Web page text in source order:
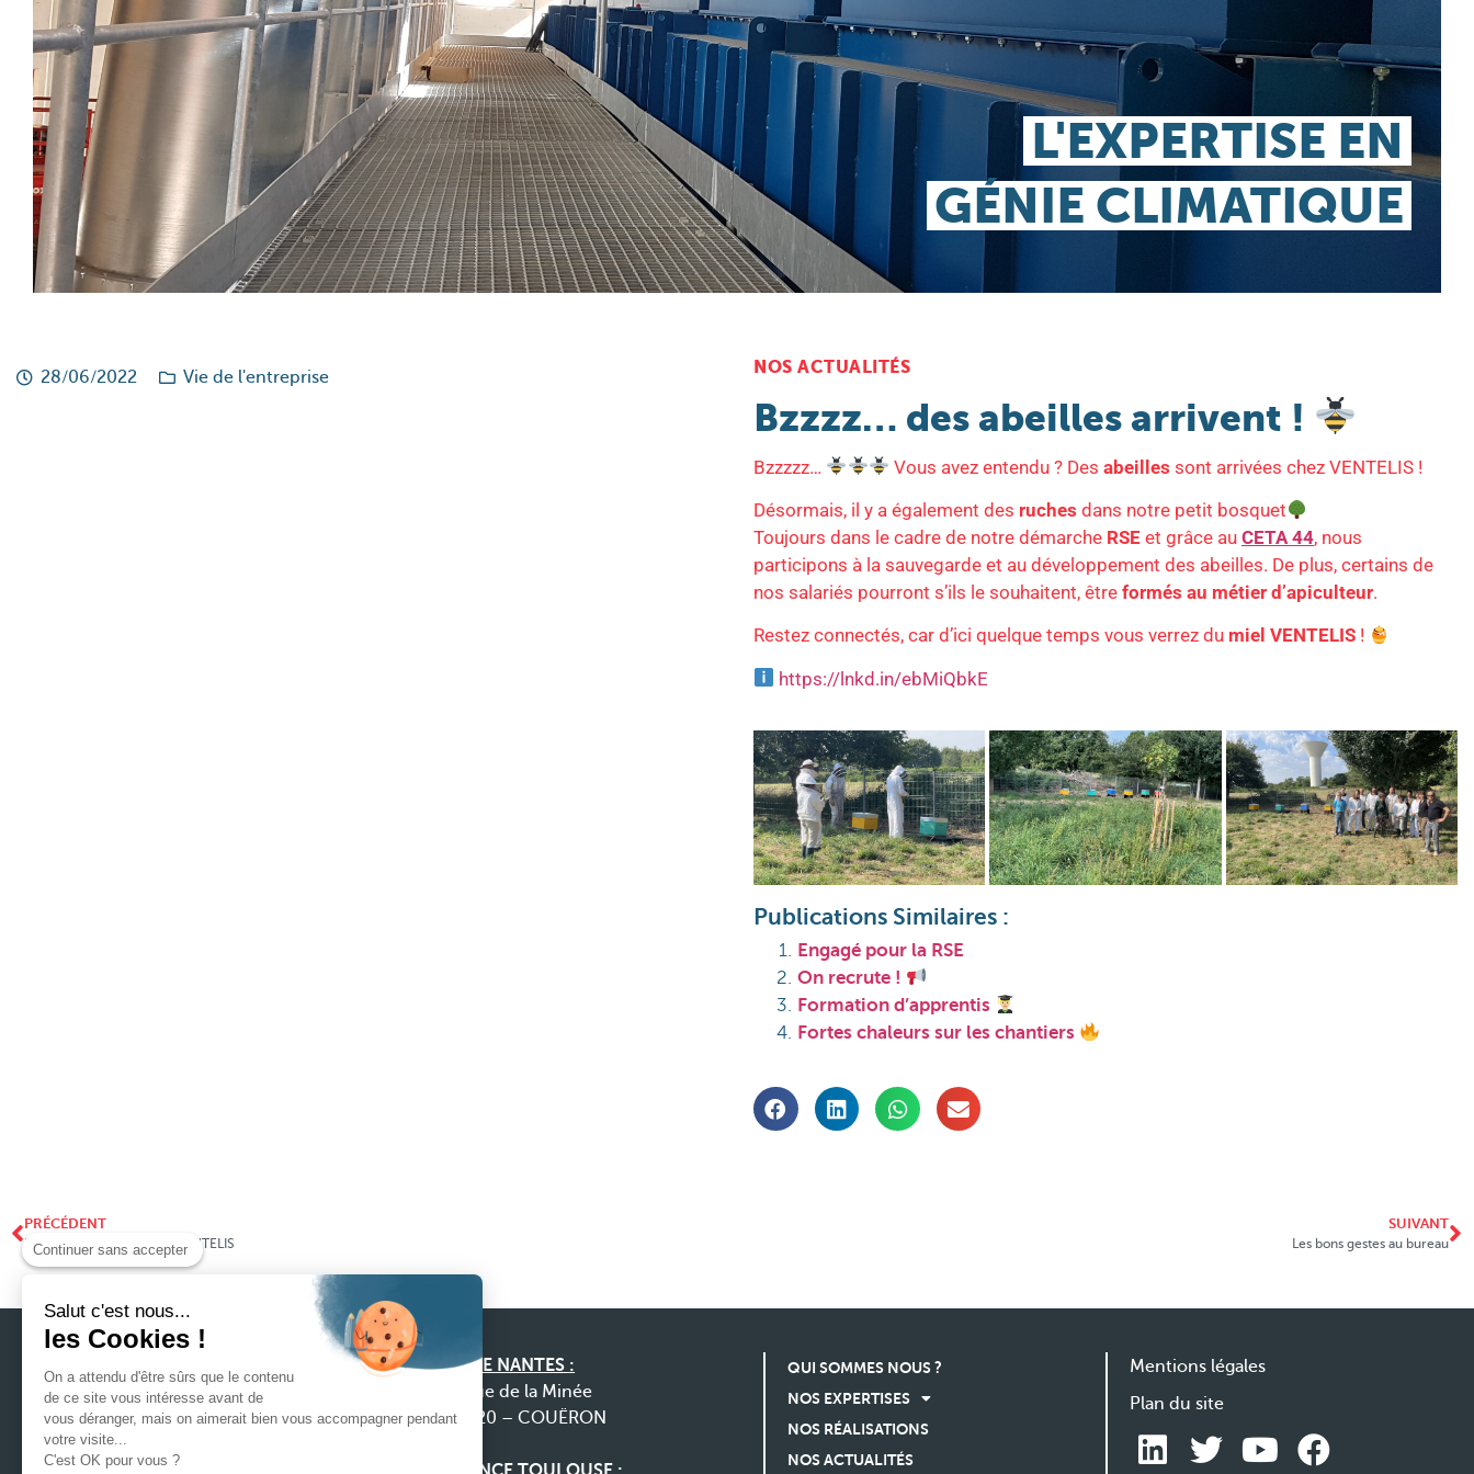
28/06/2022 Vie de l'entreprise NOS ACTUALITÉS
Bzzzz… des abeilles arrivent !
Bzzzzz… Vous avez entendu ? Desabeilles sont arrivées chez VENTELIS !
Désormais, il y a également des ruches dans notre petit bosquet
Toujours dans le cadre de notre démarche RSE et grâce au CETA 44, nous
participons à la sauvegarde et au développement des abeilles. De plus, certains de
nos salariés pourront s’ils le souhaitent, être formés au métier d’apiculteur.
Restez connectés, car d’ici quelque temps vous verrez du miel VENTELIS !
https://lnkd.in/ebMiQbkE
Publications Similaires :
Engagé pour la RSE
On recrute !
Formation d’apprentis
Fortes chaleurs sur les chantiers
PRÉCÉDENT
RSE : Eco pâturage chez VENTELIS
SUIVANT
Les bons gestes au bureau
Notre préoccupation première est la
satisfaction de nos clients afin que nous
SIEGE NANTES :
31 rue de la Minée
44220 – COUËRON
QUI SOMMES NOUS ?
NOS EXPERTISES
NOS RÉALISATIONS
NOS ACTUALITÉS
Mentions légales
Plan du site
Continuer sans accepter
Salut c'est nous...
les Cookies !
On a attendu d'être sûrs que le contenu
de ce site vous intéresse avant de
vous déranger, mais on aimerait bien vous accompagner pendant
votre visite...
C'est OK pour vous ?